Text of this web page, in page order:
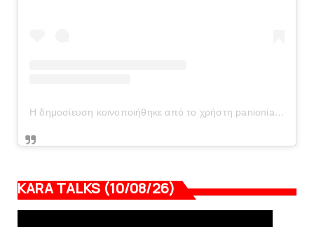
Η δημοσίευση κοινοποιήθηκε από το χρήστη panionianea.gr (@panionianea.gr)
KARA TALKS (10/08/26)